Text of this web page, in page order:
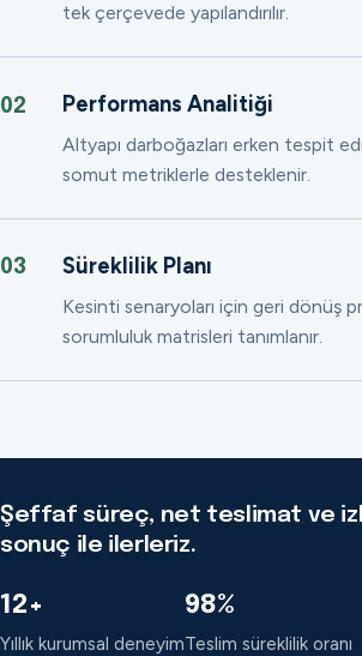
tek çerçevede yapılandırılır.
02 Performans Analitiği
Altyapı darboğazları erken tespit
somut metriklerle desteklenir.
03 Süreklilik Planı
Kesinti senaryoları için geri dönüş
sorumluluk matrisleri tanımlanır.
Şeffaf süreç, net teslimat ve
sonuç ile ilerleriz.
12+
Yıllık kurumsal deneyim
98%
Teslim süreklilik oranı